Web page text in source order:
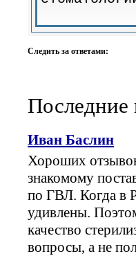
-
-
Следить за ответами:
Последние
Иван Баслин
Хороших
знакомому
по ГВЛ. Когда в
удивлены.
качество
вопросы, а не